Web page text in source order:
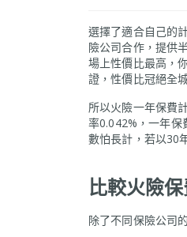
選擇了適合自己的
險公司合作，提供
場上性價比最高，
證，性價比冠絕全
所以火險一年保費
率0.042%，一年
數怕長計，若以30
比較火險
除了不同保險公司